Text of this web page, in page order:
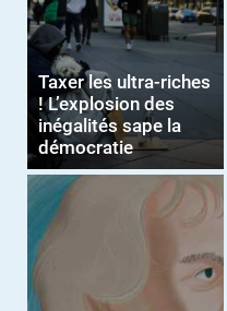
Taxer les ultra-riches
! L’explosion des
inégalités sape la
démocratie